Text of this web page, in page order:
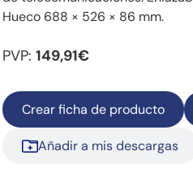
Hueco 688 × 526 × 86 mm.
PVP: 149,91€
Crear ficha de producto
Añadir a mis descargas